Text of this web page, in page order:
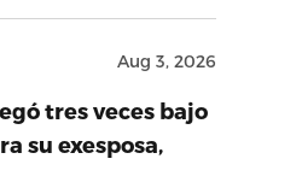
Aug 3, 2026
tres veces bajo
su exesposa,